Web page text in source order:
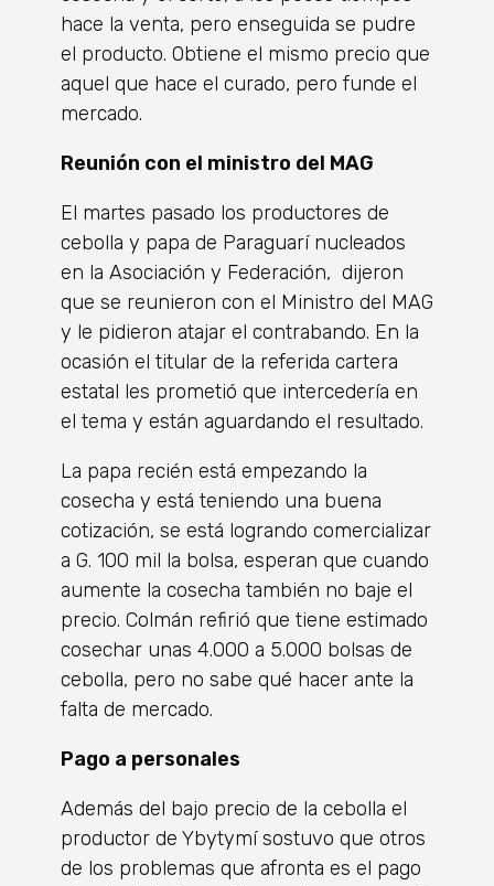
hace la venta, pero enseguida se pudre
el producto. Obtiene el mismo precio que
aquel que hace el curado, pero funde el
mercado.
Reunión con el ministro del MAG
El martes pasado los productores de
cebolla y papa de Paraguarí nucleados
en la Asociación y Federación, dijeron
que se reunieron con el Ministro del MAG
y le pidieron atajar el contrabando. En la
ocasión el titular de la referida cartera
estatal les prometió que intercedería en
el tema y están aguardando el resultado.
La papa recién está empezando la
cosecha y está teniendo una buena
cotización, se está logrando comercializar
a G. 100 mil la bolsa, esperan que cuando
aumente la cosecha también no baje el
precio. Colmán refirió que tiene estimado
cosechar unas 4.000 a 5.000 bolsas de
cebolla, pero no sabe qué hacer ante la
falta de mercado.
Pago a personales
Además del bajo precio de la cebolla el
productor de Ybytymí sostuvo que otros
de los problemas que afronta es el pago